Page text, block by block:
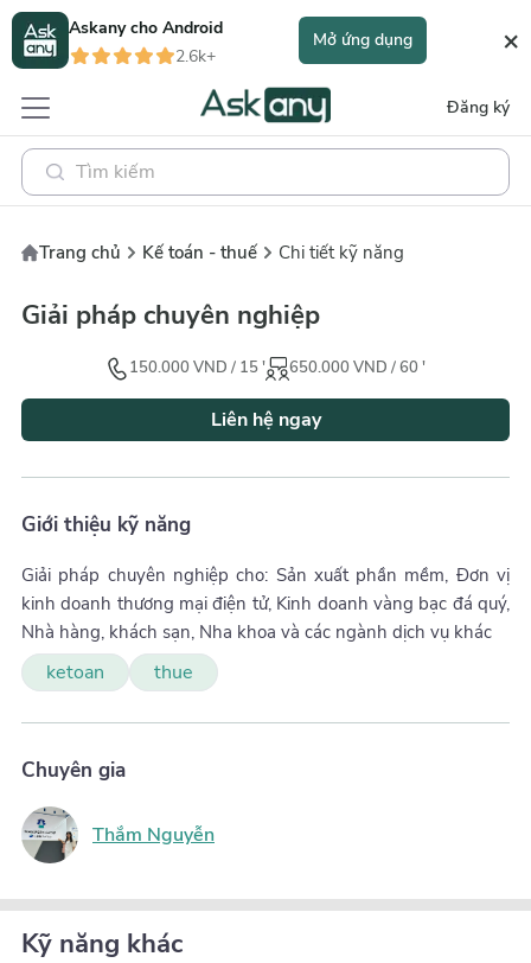
Askany cho Android
2.6k+
Mở ứng dụng ×
Đăng ký
Trang chủ Kế toán - thuế Chi tiết kỹ năng
Giải pháp chuyên nghiệp
150.000 VND / 15' 650.000 VND /60 '
Liên hệ ngay
Giới thiệu kỹ năng
Giải pháp chuyên nghiệp cho: Sản xuất phần mềm, Đơn vị
kinh doanh thương mại điện tử, Kinh doanh vàng bạc đá quý,
Nhà hàng, khách sạn, Nha khoa và các ngành dịch vụ khác
ketoan thue
Chuyên gia
Thắm Nguyễn
Kỹ năng khác